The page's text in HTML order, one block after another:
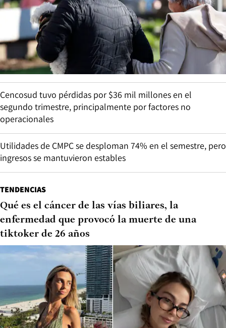
Cencosud tuvo pérdidas por $36 mil millones en el
segundo trimestre, principalmente por factores no
operacionales
Utilidades de CMPC se desploman 74% en el semestre, pero
ingresos se mantuvieron estables
TENDENCIAS
Qué es el cáncer de las vías biliares, la
enfermedad que provocó la muerte de una
tiktoker de 26 años